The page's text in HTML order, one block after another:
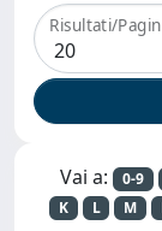
Risultati/
Vai a: 0-9
K
L M